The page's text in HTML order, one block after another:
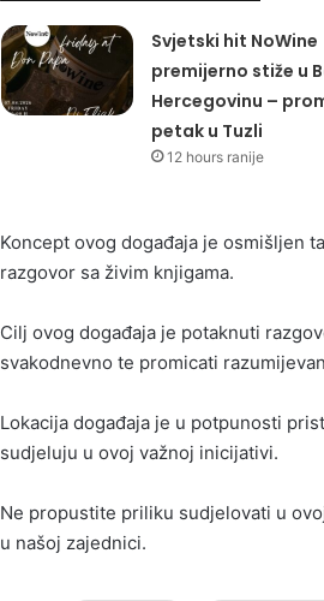
Svjetski hit NoWine
premijerno stiže u
Hercegovinu –
petak u Tuzli
12 hours ranije
Koncept ovog događaja je osmišljen
razgovor sa živim knjigama.
Cilj ovog događaja je potaknuti
svakodnevno te promicati
Lokacija događaja je u potpunosti
sudjeluju u ovoj važnoj inicijativi.
Ne propustite priliku sudjelovati u
u našoj zajednici.